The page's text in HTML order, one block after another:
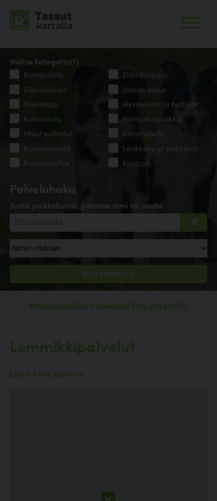
Palveluhaku
Syötä paikkakunta, palvelun nimi tai osoite
Valitse kategoria(t)
Koirapuisto
Eläinkauppa
Eläinlääkäri
Uimapaikka
Ravintola
Hyvinvointi ja hoitolat
Koirakoulu
Harrastuspaikka
Muut palvelut
Koirahotelli
Koirakuvaaja
Lenkkeily ja patikointi
Koirasovellus
Kauppa
Mainospaikka vapaana! Ota yhteyttä.
Lemmikkipalvelut
Löytyi 2494 palvelua